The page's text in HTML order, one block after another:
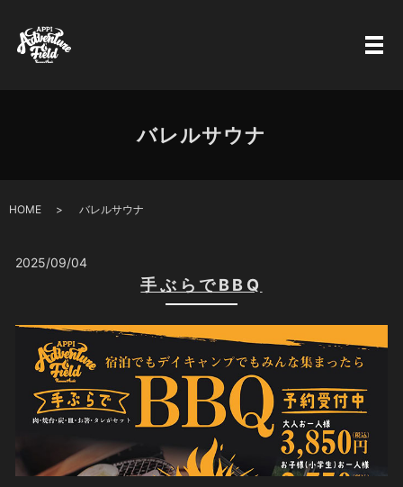
バレルサウナ
HOME バレルサウナ
2025/09/04
手ぶらでBBQ